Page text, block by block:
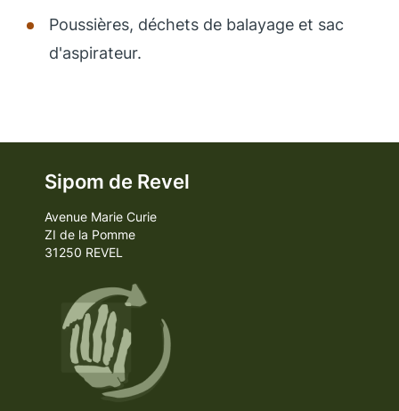
Poussières, déchets de balayage et sac
d'aspirateur.
Sipom de Revel
Avenue Marie Curie
ZI de la Pomme
31250 REVEL